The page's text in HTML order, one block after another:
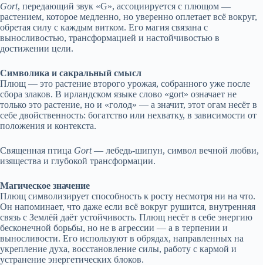
Gort, передающий звук «G», ассоциируется с плющом —
растением, которое медленно, но уверенно оплетает всё вокруг,
обретая силу с каждым витком. Его магия связана с
выносливостью, трансформацией и настойчивостью в
достижении цели.
Символика и сакральный смысл
Плющ — это растение второго урожая, собранного уже после
сбора злаков. В ирландском языке слово «gort» означает не
только это растение, но и «голод» — а значит, этот огам несёт в
себе двойственность: богатство или нехватку, в зависимости от
положения и контекста.
Священная птица Gort— лебедь-шипун, символ вечной любви,
изящества и глубокой трансформации.
Магическое значение
Плющ символизирует способность к росту несмотря ни на что.
Он напоминает, что даже если всё вокруг рушится, внутренняя
связь с Землёй даёт устойчивость. Плющ несёт в себе энергию
бесконечной борьбы, но не в агрессии — а в терпении и
выносливости. Его используют в обрядах, направленных на
укрепление духа, восстановление силы, работу с кармой и
устранение энергетических блоков.